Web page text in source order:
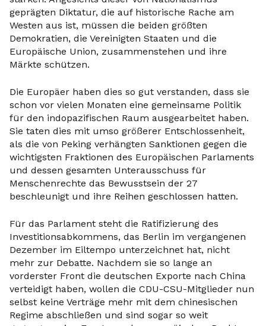
geprägten Diktatur, die auf historische Rache am
Westen aus ist, müssen die beiden größten
Demokratien, die Vereinigten Staaten und die
Europäische Union, zusammenstehen und ihre
Märkte schützen.
Die Europäer haben dies so gut verstanden, dass sie
schon vor vielen Monaten eine gemeinsame Politik
für den indopazifischen Raum ausgearbeitet haben.
Sie taten dies mit umso größerer Entschlossenheit,
als die von Peking verhängten Sanktionen gegen die
wichtigsten Fraktionen des Europäischen Parlaments
und dessen gesamten Unterausschuss für
Menschenrechte das Bewusstsein der 27
beschleunigt und ihre Reihen geschlossen hatten.
Für das Parlament steht die Ratifizierung des
Investitionsabkommens, das Berlin im vergangenen
Dezember im Eiltempo unterzeichnet hat, nicht
mehr zur Debatte. Nachdem sie so lange an
vorderster Front die deutschen Exporte nach China
verteidigt haben, wollen die CDU-CSU-Mitglieder nun
selbst keine Verträge mehr mit dem chinesischen
Regime abschließen und sind sogar so weit